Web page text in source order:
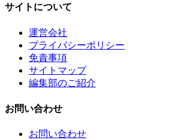
サイトについて
運営会社
プライバシーポリシー
免責事項
サイトマップ
編集部のご紹介
お問い合わせ
お問い合わせ